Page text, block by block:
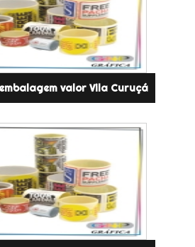
valor Vila Curuçá